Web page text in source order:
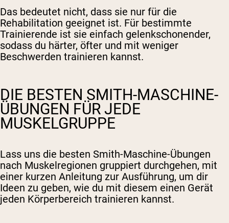
Das bedeutet nicht, dass sie nur für die
Rehabilitation geeignet ist. Für bestimmte
Trainierende ist sie einfach gelenkschonender,
sodass du härter, öfter und mit weniger
Beschwerden trainieren kannst.
DIE BESTEN SMITH-MASCHINE-
ÜBUNGEN FÜR JEDE
MUSKELGRUPPE
Lass uns die besten Smith-Maschine-Übungen
nach Muskelregionen gruppiert durchgehen, mit
einer kurzen Anleitung zur Ausführung, um dir
Ideen zu geben, wie du mit diesem einen Gerät
jeden Körperbereich trainieren kannst.